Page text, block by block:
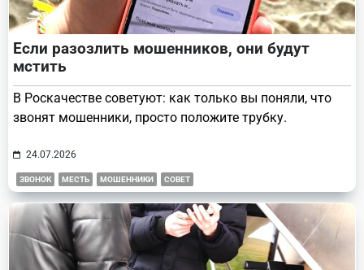
Если разозлить мошенников, они будут
мстить
В Роскачестве советуют: как только вы поняли, что
звонят мошенники, просто положите трубку.
24.07.2026
ЗВОНОК МЕСТЬ МОШЕННИКИ СОВЕТ